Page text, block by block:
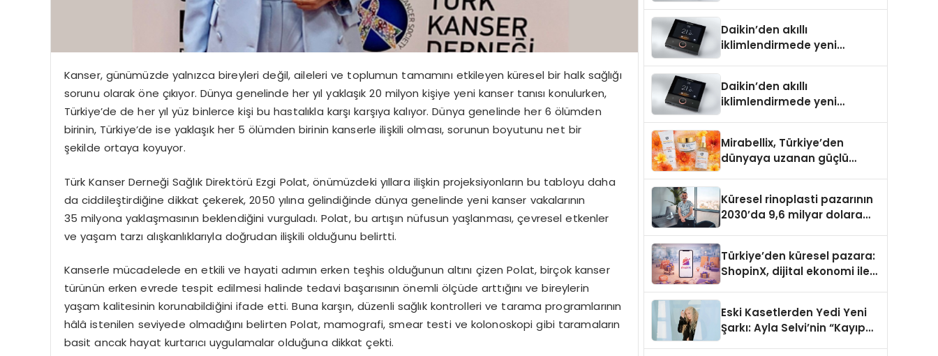
Kanser, günümüzde yalnızca bireyleri değil, aileleri ve toplumun tamamını etkileyen küresel bir halk sağlığı
sorunu olarak öne çıkıyor. Dünya genelinde her yıl yaklaşık 20 milyon kişiye yeni kanser tanısı konulurken,
Türkiye’de de her yıl yüz binlerce kişi bu hastalıkla karşı karşıya kalıyor. Dünya genelinde her 6 ölümden
birinin, Türkiye’de ise yaklaşık her 5 ölümden birinin kanserle ilişkili olması, sorunun boyutunu net bir
şekilde ortaya koyuyor.
Türk Kanser Derneği Sağlık Direktörü Ezgi Polat, önümüzdeki yıllara ilişkin projeksiyonların bu tabloyu daha
da ciddileştirdiğine dikkat çekerek, 2050 yılına gelindiğinde dünya genelinde yeni kanser vakalarının
35 milyona yaklaşmasının beklendiğini vurguladı. Polat, bu artışın nüfusun yaşlanması, çevresel etkenler
ve yaşam tarzı alışkanlıklarıyla doğrudan ilişkili olduğunu belirtti.
Kanserle mücadelede en etkili ve hayati adımın erken teşhis olduğunun altını çizen Polat, birçok kanser
türünün erken evrede tespit edilmesi halinde tedavi başarısının önemli ölçüde arttığını ve bireylerin
yaşam kalitesinin korunabildiğini ifade etti. Buna karşın, düzenli sağlık kontrolleri ve tarama programlarının
hâlâ istenilen seviyede olmadığını belirten Polat, mamografi, smear testi ve kolonoskopi gibi taramaların
basit ancak hayat kurtarıcı uygulamalar olduğuna dikkat çekti.
Daikin’den akıllı
iklimlendirmede yeni
Daikin’den akıllı
iklimlendirmede yeni
Mirabellix, Türkiye’den
dünyaya uzanan güçlü
Küresel rinoplasti pazarının
2030’da 9,6 milyar dolara
Türkiye’den küresel pazara:
ShopinX, dijital ekonomi ile
Eski Kasetlerden Yedi Yeni
Şarkı: Ayla Selvi’nin “Kayıp